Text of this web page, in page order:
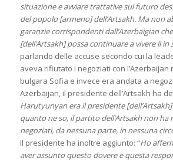
situazione e avviare trattative sul futuro
del popolo [armeno] dell’Artsakh. Ma non
garanzie corrispondenti dall’Azerbaigian
[dell’Artsakh] possa continuare a vivere lì in
parlando delle accuse secondo cui la
aveva rifiutato i negoziati con l’Azerbaijan
bulgara Sofia e invece era andata a
Azerbaijan, il presidente dell’Artsakh ha
Harutyunyan era il presidente
quanto ne so, il partito dell’Artsakh non ha
negoziati, da nessuna parte, in nessuna
Il presidente ha inoltre aggiunto: “Ho
aver assunto questo dovere e questa